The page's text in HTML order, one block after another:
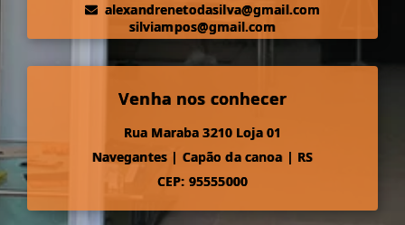
alexandrenetodasilva@gmail.com
silviampos@gmail.com
Venha nos conhecer
Rua Maraba 3210 Loja 01
Navegantes | Capão da canoa | RS
CEP: 95555000